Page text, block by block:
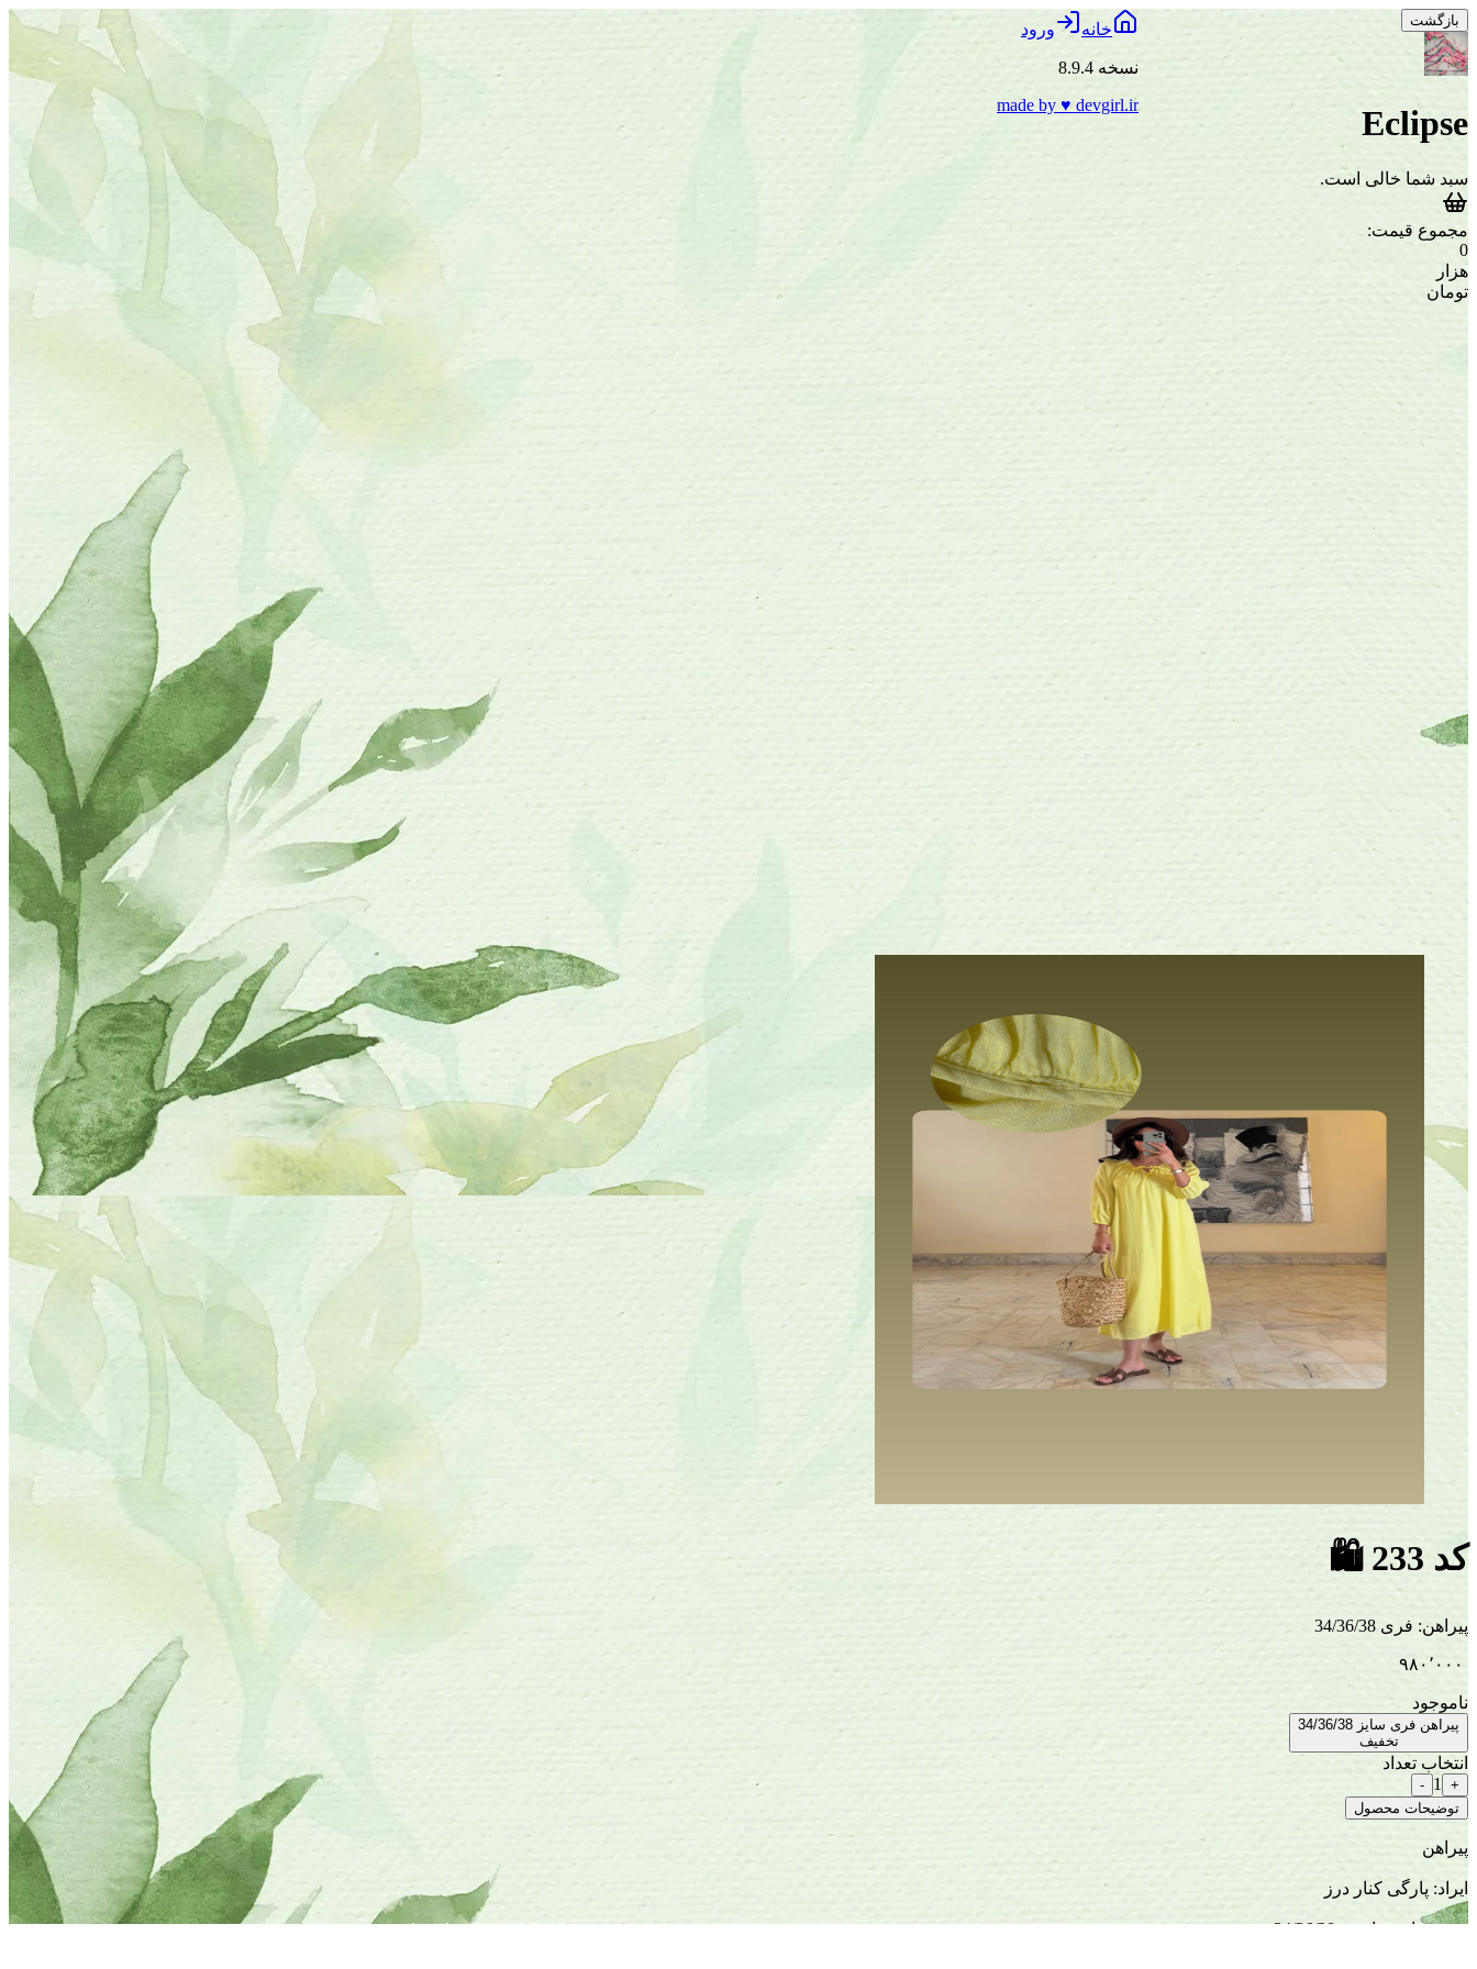
خانه ورود
نسخه 8.9.4
made by ♥ devgirl.ir
بازگشت
Eclipse
سبد شما خالی است.
مجموع قیمت:
0
هزار
تومان
کد 233 🛍
پیراهن: فری 34/36/38
ناموجود
پیراهن فری سایز 34/36/38
تخفیف
انتخاب تعداد
+
1
-
توضیحات محصول